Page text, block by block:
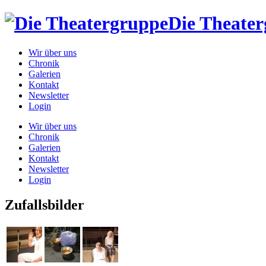
Die
Wir über uns
Chronik
Galerien
Kontakt
Newsletter
Login
Wir über uns
Chronik
Galerien
Kontakt
Newsletter
Login
Zufallsbilder